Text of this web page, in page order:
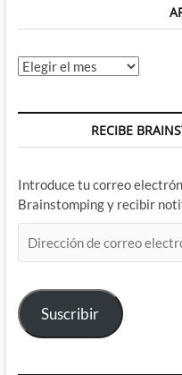
Archivos
RECIBE
Introduce tu correo
Brainstomping y recibir
de
electrónico
Suscribir